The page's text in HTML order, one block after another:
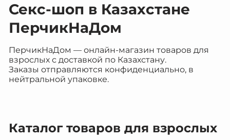
Секс-шоп в Казахстане
ПерчикНаДом
ПерчикНаДом — онлайн-магазин товаров для
взрослых с доставкой по Казахстану.
Заказы отправляются конфиденциально, в
нейтральной упаковке.
Каталог товаров для взрослых